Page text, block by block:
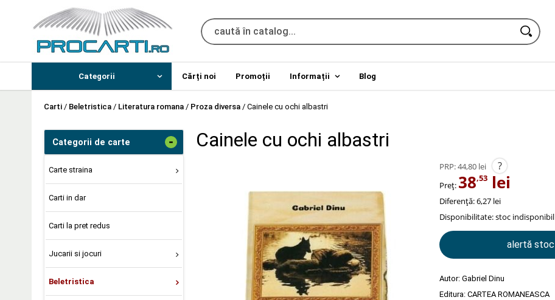
Categorii Cărți noi Promoții Informații Blog
Carti / Beletristica / Literatura romana / Proza diversa / Cainele cu ochi albastri
Categorii de carte -
Carte straina
Carti in dar
Carti la pret redus
Jucarii si jocuri
Beletristica
Cainele cu ochi albastri
PRP:44,80 lei ?
Preț: 38,53 lei
Diferență: 6,27 lei
Disponibilitate:stoc indisponibil
alertă stoc
Autor: Gabriel Dinu
Editura: CARTEA ROMANEASCA